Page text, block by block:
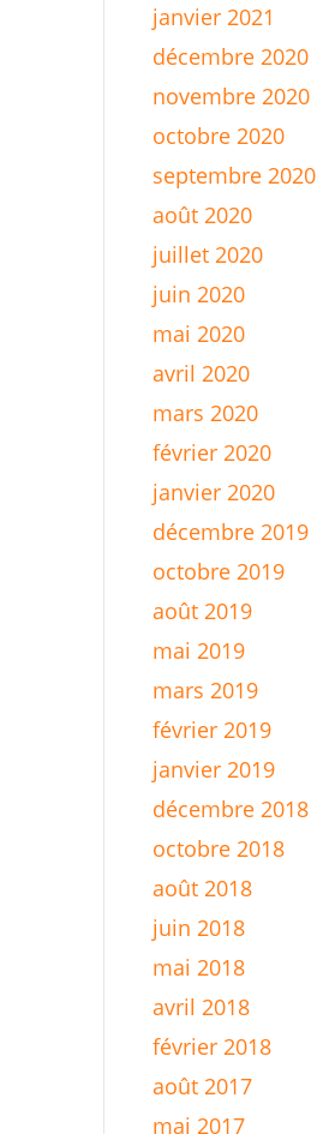
janvier 2021
décembre 2020
novembre 2020
octobre 2020
septembre 2020
août 2020
juillet 2020
juin 2020
mai 2020
avril 2020
mars 2020
février 2020
janvier 2020
décembre 2019
octobre 2019
août 2019
mai 2019
mars 2019
février 2019
janvier 2019
décembre 2018
octobre 2018
août 2018
juin 2018
mai 2018
avril 2018
février 2018
août 2017
mai 2017